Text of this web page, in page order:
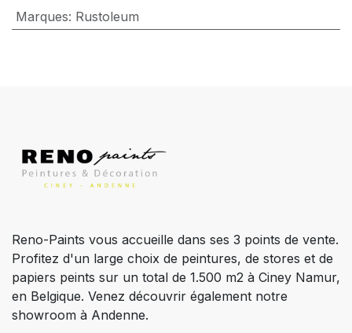
Marques: Rustoleum
Reno-Paints vous accueille dans ses 3 points de vente.
Profitez d'un large choix de peintures, de stores et de
papiers peints sur un total de 1.500 m2 à Ciney Namur,
en Belgique. Venez découvrir également notre
showroom à Andenne.